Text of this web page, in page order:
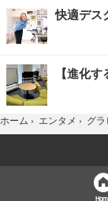
快適デス
【進化す
ホーム › エンタメ › グラ